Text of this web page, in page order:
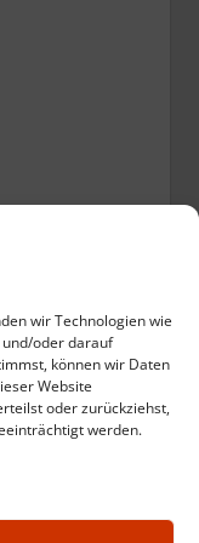
wir Technologien wie
oder darauf
können wir Daten
Website
oder zurückziehst,
werden.